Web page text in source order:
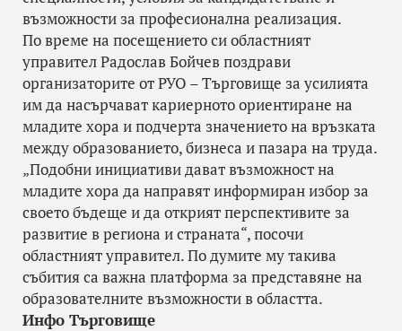
възможности за професионална реализация.
По време на посещението си областният
управител Радослав Бойчев поздрави
организаторите от РУО – Търговище за усилията
им да насърчават кариерното ориентиране на
младите хора и подчерта значението на връзката
между образованието, бизнеса и пазара на труда.
„Подобни инициативи дават възможност на
младите хора да направят информиран избор за
своето бъдеще и да открият перспективите за
развитие в региона и страната“, посочи
областният управител. По думите му такива
събития са важна платформа за представяне на
образователните възможности в областта.
Инфо Търговище